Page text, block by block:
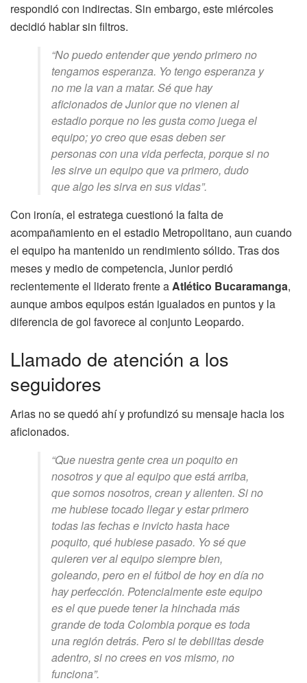
respondió con indirectas. Sin embargo, este miércoles
decidió hablar sin filtros.
“No puedo entender que yendo primero no
tengamos esperanza. Yo tengo esperanza y
no me la van a matar. Sé que hay
aficionados de Junior que no vienen al
estadio porque no les gusta como juega el
equipo; yo creo que esas deben ser
personas con una vida perfecta, porque si no
les sirve un equipo que va primero, dudo
que algo les sirva en sus vidas”.
Con ironía, el estratega cuestionó la falta de
acompañamiento en el estadio Metropolitano, aun cuando
el equipo ha mantenido un rendimiento sólido. Tras dos
meses y medio de competencia, Junior perdió
recientemente el liderato frente aAtlético Bucaramanga,
aunque ambos equipos están igualados en puntos y la
diferencia de gol favorece al conjunto Leopardo.
Llamado de atención a los
seguidores
Arias no se quedó ahí y profundizó su mensaje hacia los
aficionados.
“Que nuestra gente crea un poquito en
nosotros y que al equipo que está arriba,
que somos nosotros, crean y alienten. Si no
me hubiese tocado llegar y estar primero
todas las fechas e invicto hasta hace
poquito, qué hubiese pasado. Yo sé que
quieren ver al equipo siempre bien,
goleando, pero en el fútbol de hoy en día no
hay perfección. Potencialmente este equipo
es el que puede tener la hinchada más
grande de toda Colombia porque es toda
una región detrás. Pero si te debilitas desde
adentro, si no crees en vos mismo, no
funciona”.